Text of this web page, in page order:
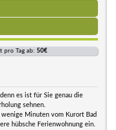
pro Tag ab: 50€
es ist für Sie genau die
sehnen.
Minuten vom Kurort Bad
hübsche Ferienwohnung ein.